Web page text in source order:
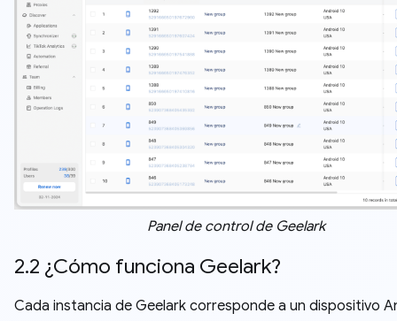
Panel de control de Geelark
2.2 ¿Cómo funciona Geelark?
Cada instancia de Geelark corresponde a un dispositivo